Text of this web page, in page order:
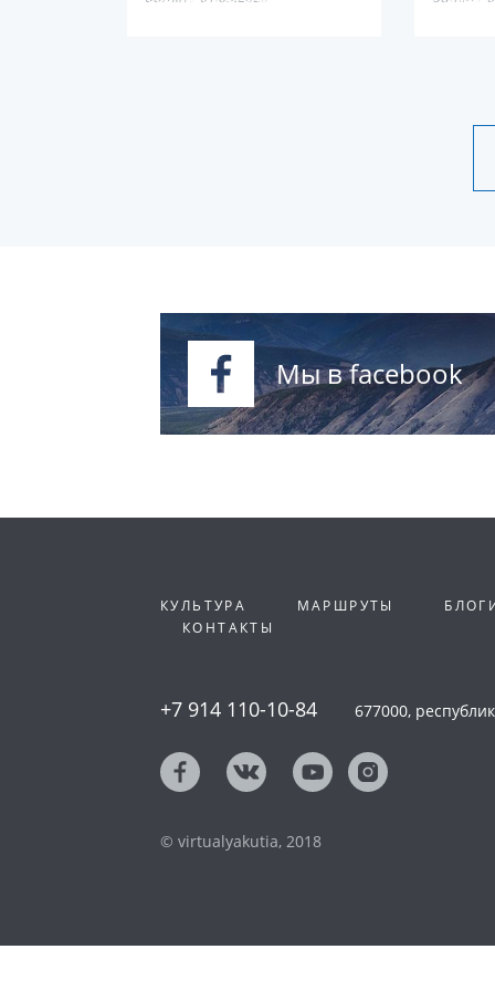
Мы в facebook
КУЛЬТУРА МАРШРУТЫ
КОНТАКТЫ
+7 914 110-10-84 677000,
© virtualyakutia, 2018